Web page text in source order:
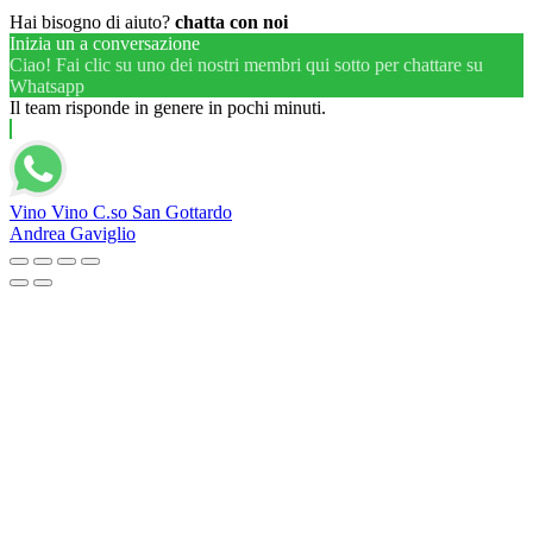
Hai bisogno di aiuto? chatta con noi
Inizia un a conversazione
Ciao! Fai clic su uno dei nostri membri qui sotto per chattare su
Whatsapp
Il team risponde in genere in pochi minuti.
Vino Vino C.so San Gottardo
Andrea Gaviglio